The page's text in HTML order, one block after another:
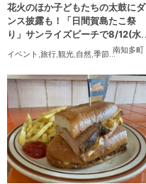
南知多町
花火のほか子どもたちの太鼓にダ
ンス披露も！「日間賀島たこ祭
り」サンライズビーチで8/12(水)
イベント 旅行 観光 自然 季節ネタ ,花火